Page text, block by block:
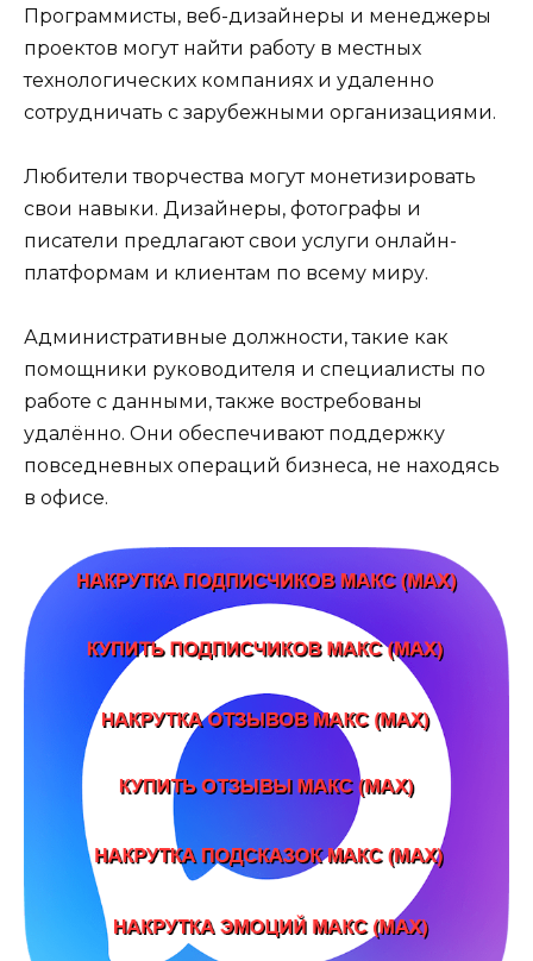
Программисты, веб-дизайнеры и менеджеры
проектов могут найти работу в местных
технологических компаниях и удаленно
сотрудничать с зарубежными организациями.
Любители творчества могут монетизировать
свои навыки. Дизайнеры, фотографы и
писатели предлагают свои услуги онлайн-
платформам и клиентам по всему миру.
Административные должности, такие как
помощники руководителя и специалисты по
работе с данными, также востребованы
удалённо. Они обеспечивают поддержку
повседневных операций бизнеса, не находясь
в офисе.